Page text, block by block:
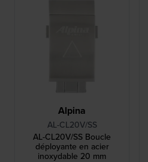
Alpina
AL-CL20V/SS
AL-CL20V/SS Boucle
déployante en acier
inoxydable 20 mm